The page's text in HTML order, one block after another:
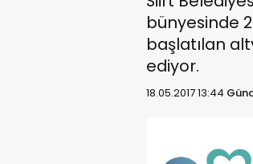
bünyesinde
başlatılan
ediyor.
18.05.2017 13:44